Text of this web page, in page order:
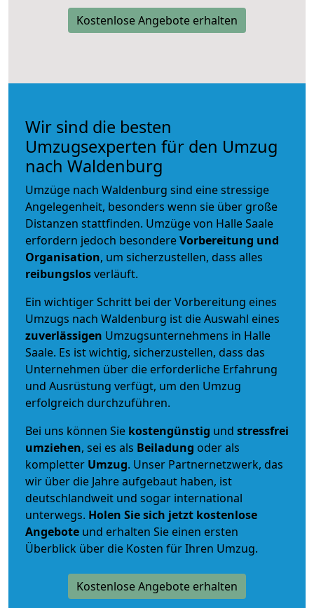
Kostenlose Angebote erhalten
Wir sind die besten
Umzugsexperten für den Umzug
nach Waldenburg
Umzüge nach Waldenburg sind eine stressige
Angelegenheit, besonders wenn sie über große
Distanzen stattfinden. Umzüge von Halle Saale
erfordern jedoch besondereVorbereitung und
Organisation, um sicherzustellen, dass alles
reibungslosverläuft.
Ein wichtiger Schritt bei der Vorbereitung eines
Umzugs nach Waldenburg ist die Auswahl eines
zuverlässigen Umzugsunternehmens in Halle
Saale. Es ist wichtig, sicherzustellen, dass das
Unternehmen über die erforderliche Erfahrung
und Ausrüstung verfügt, um den Umzug
erfolgreich durchzuführen.
Bei uns können Sie kostengünstig und stressfrei
umziehen, sei es als Beiladung oder als
kompletter Umzug. Unser Partnernetzwerk, das
wir über die Jahre aufgebaut haben, ist
deutschlandweit und sogar international
unterwegs. Holen Sie sich jetzt kostenlose
Angebote und erhalten Sie einen ersten
Überblick über die Kosten für Ihren Umzug.
Kostenlose Angebote erhalten